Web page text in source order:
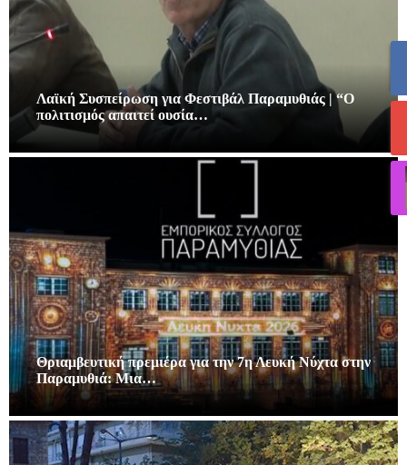
Λαϊκή Συσπείρωση για Φεστιβάλ Παραμυθιάς | “Ο
πολιτισμός απαιτεί ουσία…
Θριαμβευτική πρεμιέρα για την 7η Λευκή Νύχτα στην
Παραμυθιά: Μια…